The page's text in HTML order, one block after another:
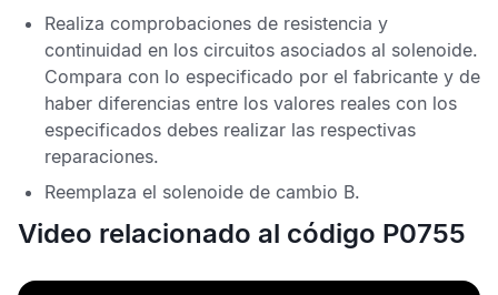
Realiza comprobaciones de resistencia y
continuidad en los circuitos asociados al solenoide.
Compara con lo especificado por el fabricante y de
haber diferencias entre los valores reales con los
especificados debes realizar las respectivas
reparaciones.
Reemplaza el solenoide de cambio B.
Video relacionado al código P0755